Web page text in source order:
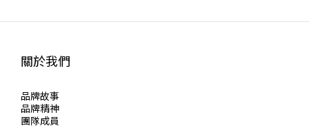
關於我們
品牌故事
品牌精神
團隊成員